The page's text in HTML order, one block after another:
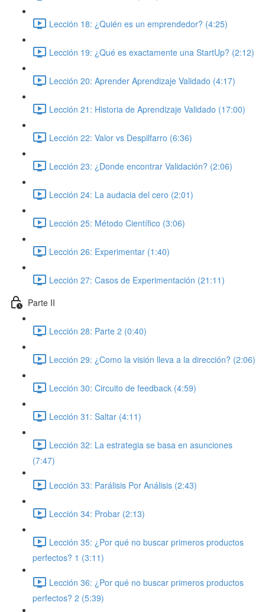
Lección 18: ¿Quién es un emprendedor? (4:25)
Lección 19: ¿Qué es exactamente una StartUp? (2:12)
Lección 20: Aprender Aprendizaje Validado (4:17)
Lección 21: Historia de Aprendizaje Validado (17:00)
Lección 22: Valor vs Despilfarro (6:36)
Lección 23: ¿Donde encontrar Validación? (2:06)
Lección 24: La audacia del cero (2:01)
Lección 25: Método Científico (3:06)
Lección 26: Experimentar (1:40)
Lección 27: Casos de Experimentación (21:11)
Parte II
Lección 28: Parte 2 (0:40)
Lección 29: ¿Como la visión lleva a la dirección? (2:06)
Lección 30: Circuito de feedback (4:59)
Lección 31: Saltar (4:11)
Lección 32: La estrategia se basa en asunciones
(7:47)
Lección 33: Parálisis Por Análisis (2:43)
Lección 34: Probar (2:13)
Lección 35: ¿Por qué no buscar primeros productos
perfectos? 1 (3:11)
Lección 36: ¿Por qué no buscar primeros productos
perfectos? 2 (5:39)